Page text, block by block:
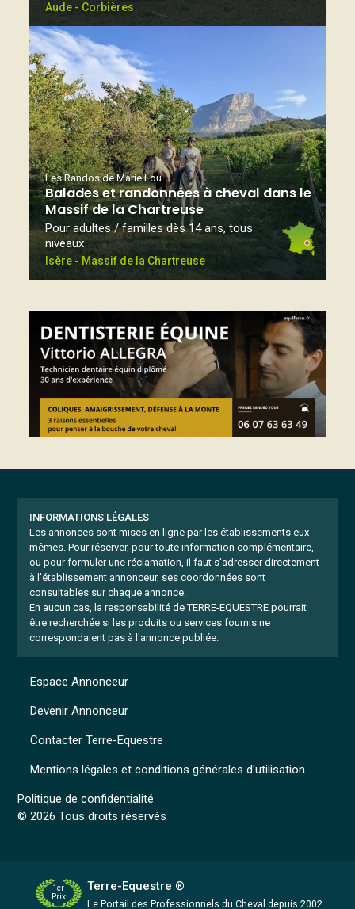
Aude - Corbières
Les Randos de Marie Lou
Balades et randonnées à cheval dans le
Massif de la Chartreuse
Pour adultes / familles dès 14 ans, tous
niveaux
Isère - Massif de la Chartreuse
INFORMATIONS LÉGALES
Les annonces sont mises en ligne par les établissements eux-
mêmes. Pour réserver, pour toute information complémentaire,
ou pour formuler une réclamation, il faut s'adresser directement
à l'établissement annonceur, ses coordonnées sont
consultables sur chaque annonce.
En aucun cas, la responsabilité de TERRE-EQUESTRE pourrait
être recherchée si les produits ou services fournis ne
correspondaient pas à l'annonce publiée.
Mentions légales et conditions générales d'utilisation
Politique de confidentialité
© 2026 Tous droits réservés
Espace Annonceur
Devenir Annonceur
Contacter Terre-Equestre
1er
Prix
Terre-Equestre ®
Le Portail des Professionnels du Cheval depuis 2002